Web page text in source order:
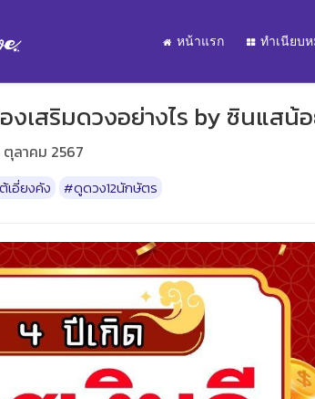
หน้าแรก ทำเนียบ
งเสริมดวงอย่างไร by ซินแสน้
ลาคม 2567
เอี่ยงคัง #ดูดวง12นักษัตร